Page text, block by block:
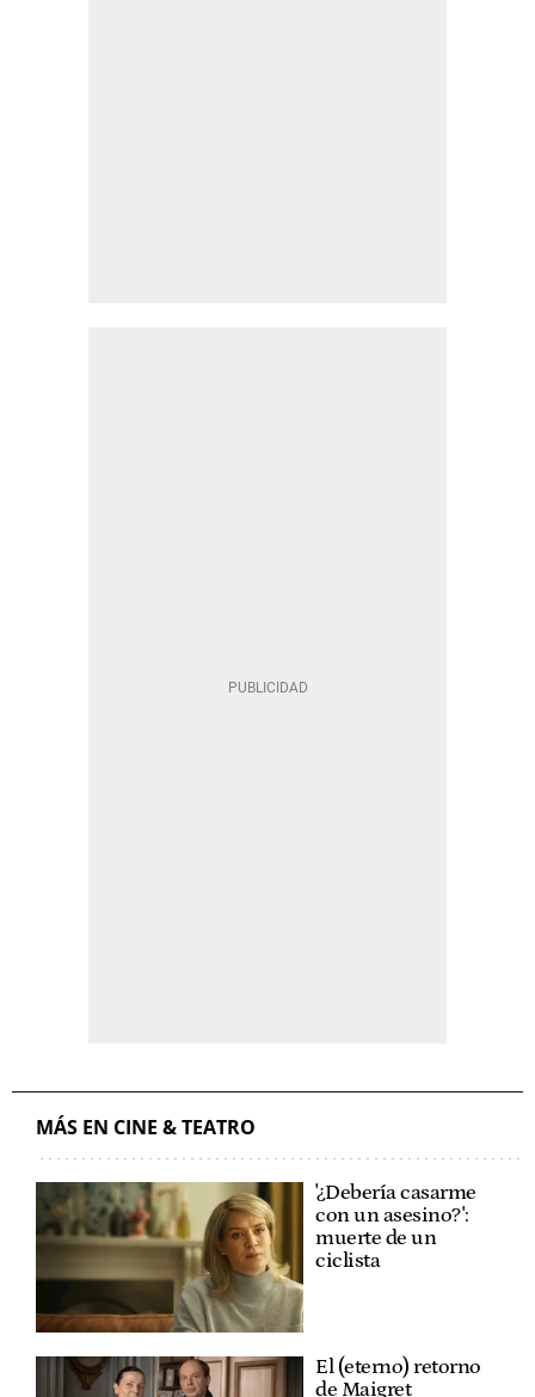
MÁS EN CINE & TEATRO
'¿Debería casarme
con un asesino?':
muerte de un
ciclista
El (eterno) retorno
de Maigret